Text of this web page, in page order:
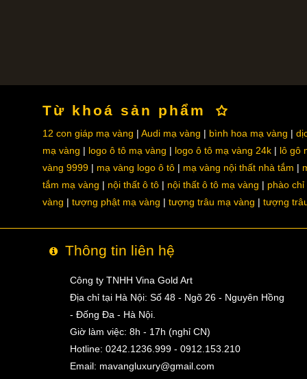
Từ khoá sản phẩm
12 con giáp mạ vàng Audi mạ vàng bình hoa mạ vàng
mạ vàng
logo ô tô mạ vàng logo ô tô mạ vàng 24k
lô gô
vàng 9999
mạ vàng logo ô tô mạ vàng nội thất nhà tắm
tắm mạ vàng
nội thất ô tô nội thất ô tô mạ vàng
phào chỉ
vàng
tượng phật mạ vàng tượng trâu mạ vàng tượng
Thông tin liên hệ
Công ty TNHH Vina Gold Art
Địa chỉ tại Hà Nội: Số 48 - Ngõ 26 - Nguyên Hồng
- Đống Đa - Hà Nội.
Giờ làm việc: 8h - 17h (nghỉ CN)
Hotline: 0242.1236.999 - 0912.153.210
Email: mavangluxury@gmail.com